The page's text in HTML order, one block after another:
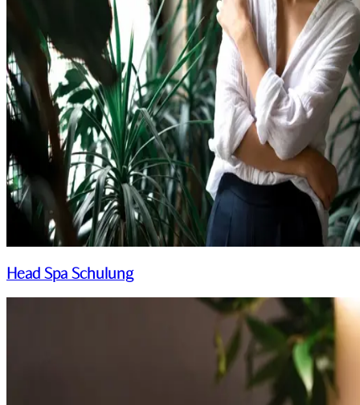
Head Spa Schulung